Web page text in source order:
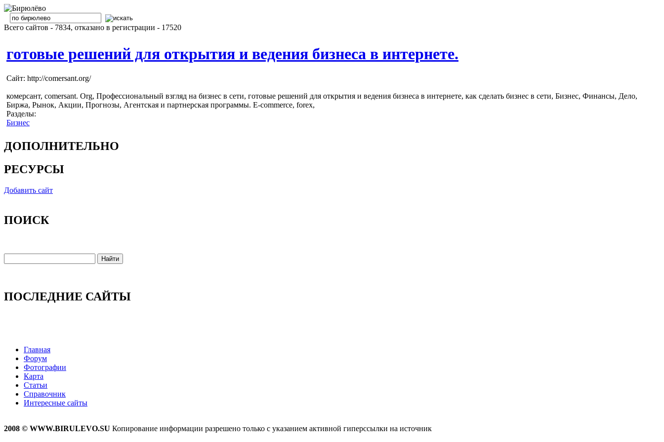
Всего сайтов - 7834, отказано в регистрации - 17520
готовые решений для открытия и ведения бизнеса в интернете.
Сайт: http://comersant.org/
комерсант, comersant. Org, Профессиональный взгляд на бизнес в сети, готовые решений для открытия и ведения бизнеса в интернете, как сделать бизнес в сети, Бизнес, Финансы, Дело,
Биржа, Рынок, Акции, Прогнозы, Агентская и партнерская программы. E-commerce, forex,
Разделы:
Бизнес
ДОПОЛНИТЕЛЬНО
РЕСУРСЫ
Добавить сайт
ПОИСК
ПОСЛЕДНИЕ САЙТЫ
Главная
Форум
Фотографии
Карта
Статьи
Справочник
Интересные сайты
2008 © WWW.BIRULEVO.SU Копирование информации разрешено только с указанием активной гиперссылки на источник